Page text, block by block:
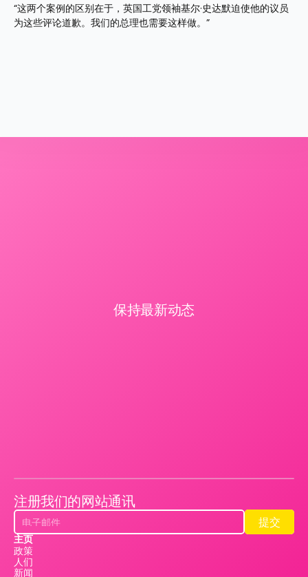
“这两个案例的区别在于，英国工党领袖基尔·史达默迫使他的议员
为这些评论道歉。我们的总理也需要这样做。”
保持最新动态
注册我们的网站通讯
提交
提交
主页
政策
人们
新闻